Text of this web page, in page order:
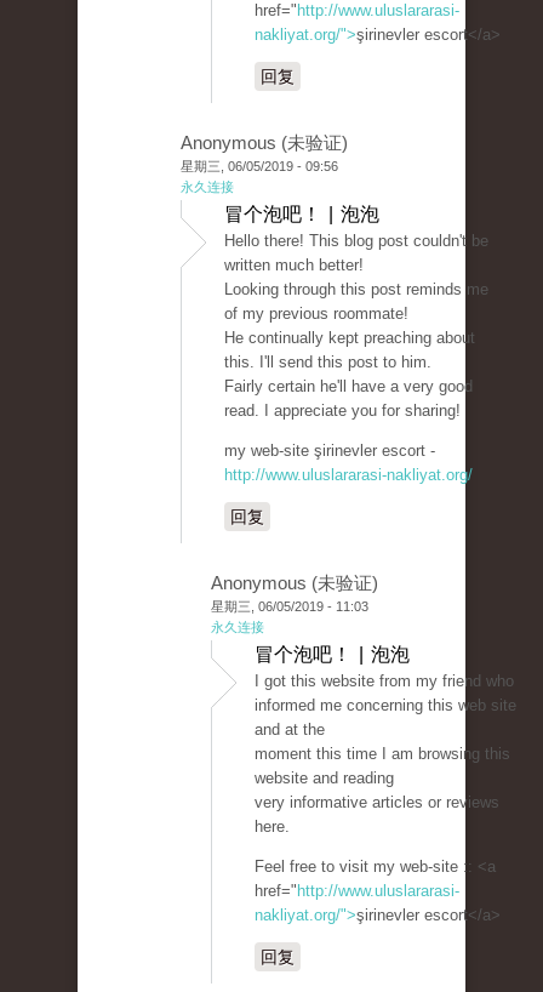
href=" http://www.uluslararasi-
nakliyat.org/">şirinevler escort</a>
回复
Anonymous (未验证)
星期三, 06/05/2019 - 09:56
永久连接
冒个泡吧！ | 泡泡
Hello there! This blog post couldn't be
written much better!
Looking through this post reminds me
of my previous roommate!
He continually kept preaching about
this. I'll send this post to him.
Fairly certain he'll have a very good
read. I appreciate you for sharing!
my web-site şirinevler escort -
http://www.uluslararasi-nakliyat.org/
回复
Anonymous (未验证)
星期三, 06/05/2019 - 11:03
永久连接
冒个泡吧！ | 泡泡
I got this website from my friend who
informed me concerning this web site
and at the
moment this time I am browsing this
website and reading
very informative articles or reviews
here.
Feel free to visit my web-site :: <a
href=" http://www.uluslararasi-
nakliyat.org/">şirinevler escort</a>
回复